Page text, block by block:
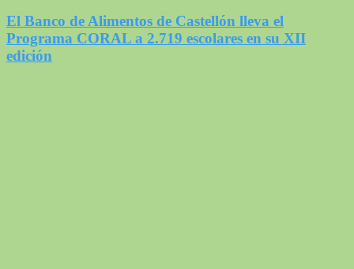
El Banco de Alimentos de Castellón lleva el
Programa CORAL a 2.719 escolares en su XII
edición